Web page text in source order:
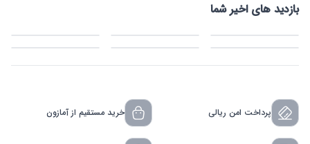
بازدید های اخیر شما
پرداخت امن ریالی خرید مستقیم از آمازون